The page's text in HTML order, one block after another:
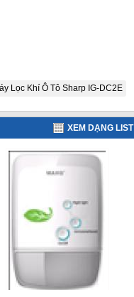
Lọc Khí Ô Tô Sharp IG-DC2E
XEM DẠNG LIST